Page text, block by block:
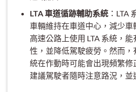
LTA 車道循跡輔助系統：LTA
車輛維持在車道中心，減少車
高速公路上使用 LTA 系統，
性，並降低駕駛疲勞。然而，
統在作動時可能會出現頻繁修
建議駕駛者隨時注意路況，並